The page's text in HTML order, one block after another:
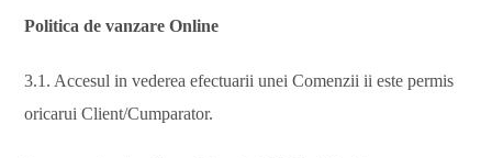
Politica de vanzare Online
3.1. Accesul in vederea efectuarii unei Comenzii ii este permis
oricarui Client/Cumparator.